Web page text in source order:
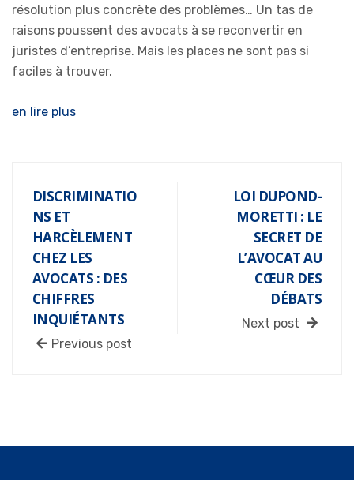
résolution plus concrète des problèmes… Un tas de
raisons poussent des avocats à se reconvertir en
juristes d’entreprise. Mais les places ne sont pas si
faciles à trouver.
en lire plus
DISCRIMINATIO
NS ET
HARCÈLEMENT
CHEZ LES
AVOCATS : DES
CHIFFRES
INQUIÉTANTS
Previous post
LOI DUPOND-
MORETTI : LE
SECRET DE
L’AVOCAT AU
CŒUR DES
DÉBATS
Next post